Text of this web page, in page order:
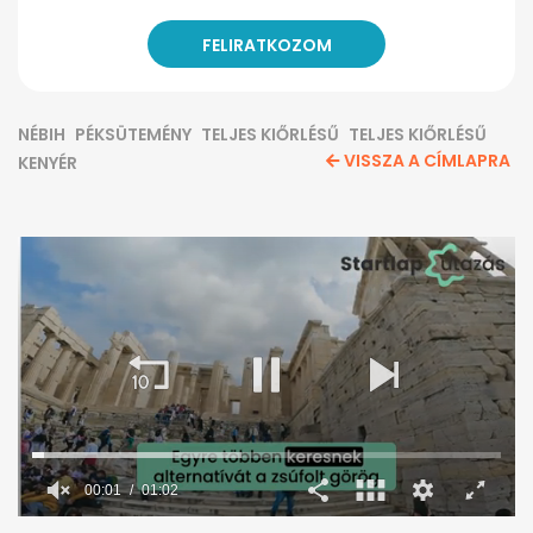
NÉBIH PÉKSÜTEMÉNY TELJES KIŐRLÉSŰ TELJES KIŐRLÉSŰ
KENYÉR
VISSZA A CÍMLAPRA
00:02 01:02